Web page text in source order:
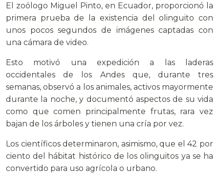
El zoólogo Miguel Pinto, en Ecuador, proporcionó la
primera prueba de la existencia del olinguito con
unos pocos segundos de imágenes captadas con
una cámara de video.
Esto motivó una expedición a las laderas
occidentales de los Andes que, durante tres
semanas, observó a los animales, activos mayormente
durante la noche, y documentó aspectos de su vida
como que comen principalmente frutas, rara vez
bajan de los árboles y tienen una cría por vez.
Los científicos determinaron, asimismo, que el 42 por
ciento del hábitat histórico de los olinguitos ya se ha
convertido para uso agrícola o urbano.